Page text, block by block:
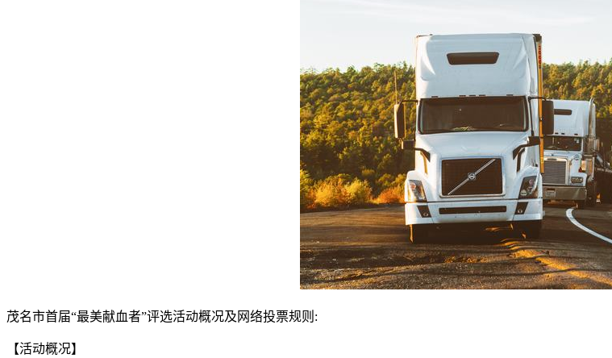
茂名市首届“最美献血者”评选活动概况及网络投票规则:
【活动概况】